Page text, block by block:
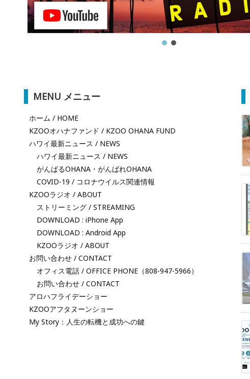
MENU メニュー
ホーム / HOME
KZOOオハナファンド / KZOO OHANA FUND
ハワイ最新ニュース / NEWS
ハワイ最新ニュース / NEWS
がんばるOHANA・がんばれOHANA
COVID-19 / コロナウイルス関連情報
KZOOラジオ / ABOUT
ストリーミング / STREAMING
DOWNLOAD : iPhone App
DOWNLOAD : Android App
KZOOラジオ / ABOUT
お問い合わせ / CONTACT
オフィス電話 / OFFICE PHONE（808-947-5966）
お問い合わせ / CONTACT
アロハフライデーショー
KZOOアフタヌーンショー
My Story：人生の転機と成功への鍵